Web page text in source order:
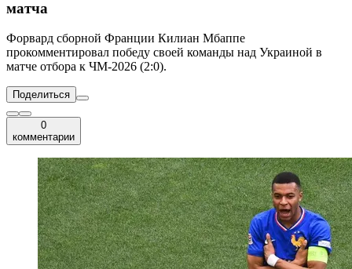
матча
Форвард сборной Франции Килиан Мбаппе
прокомментировал победу своей команды над Украиной в
матче отбора к ЧМ-2026 (2:0).
Поделиться
0
комментарии